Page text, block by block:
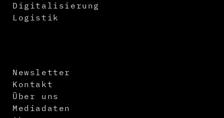
Digitalisierung
Logistik
Newsletter
Kontakt
Über uns
Mediadaten